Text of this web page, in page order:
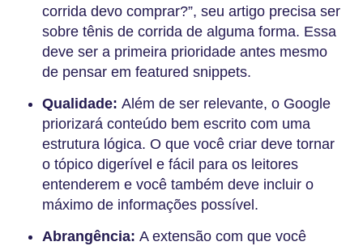
corrida devo comprar?”, seu artigo precisa ser
sobre tênis de corrida de alguma forma. Essa
deve ser a primeira prioridade antes mesmo
de pensar em featured snippets.
Qualidade: Além de ser relevante, o Google
priorizará conteúdo bem escrito com uma
estrutura lógica. O que você criar deve tornar
o tópico digerível e fácil para os leitores
entenderem e você também deve incluir o
máximo de informações possível.
Abrangência: A extensão com que você